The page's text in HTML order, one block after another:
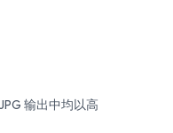
输出中均以高